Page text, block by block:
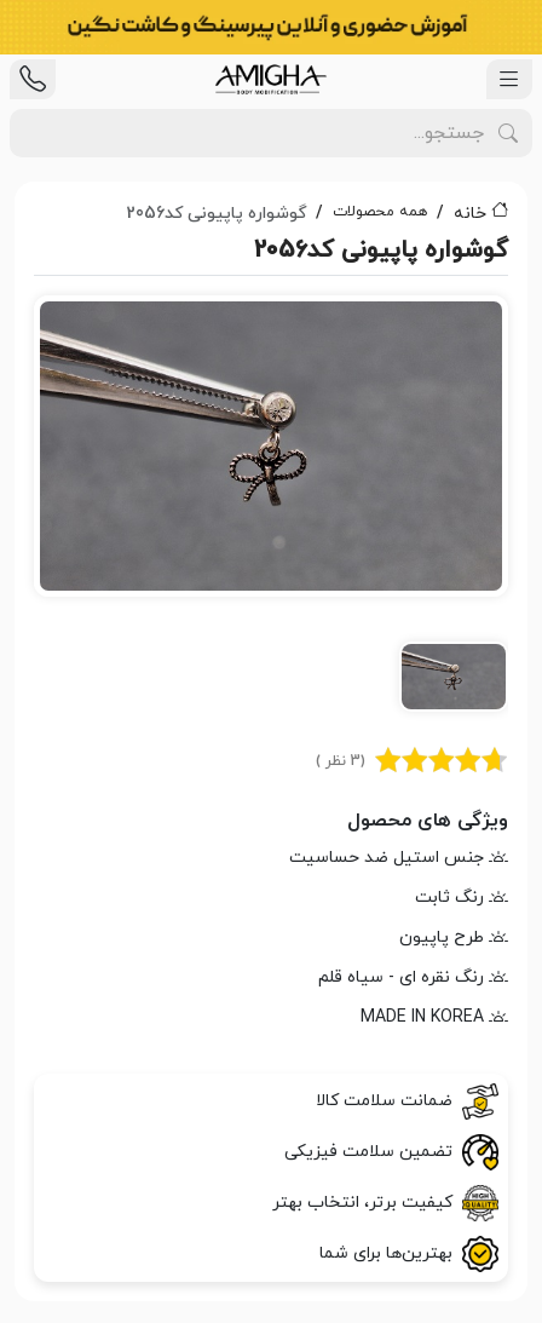
خانه همه محصولات گوشواره پاپیونی کد2056
گوشواره پاپیونی کد2056
(3 نظر )
ویژگی های محصول
جنس استیل ضد حساسیت
رنگ ثابت
طرح پاپیون
رنگ نقره ای - سیاه قلم
MADE IN KOREA
ضمانت سلامت کالا
تضمین سلامت فیزیکی
کیفیت برتر، انتخاب بهتر
بهترین‌ها برای شما